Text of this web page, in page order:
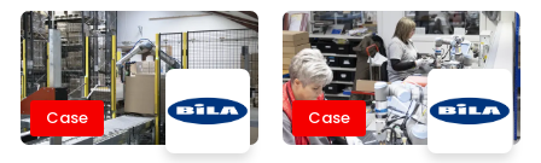
Institut dem med.
ladcykler – indtil de fik
Teknologisk Institut til at
teste en mulig løsning i
deres robotlabo
Case Case